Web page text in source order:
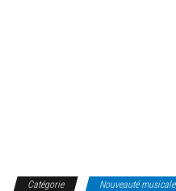
Catégorie Nouveauté musicale